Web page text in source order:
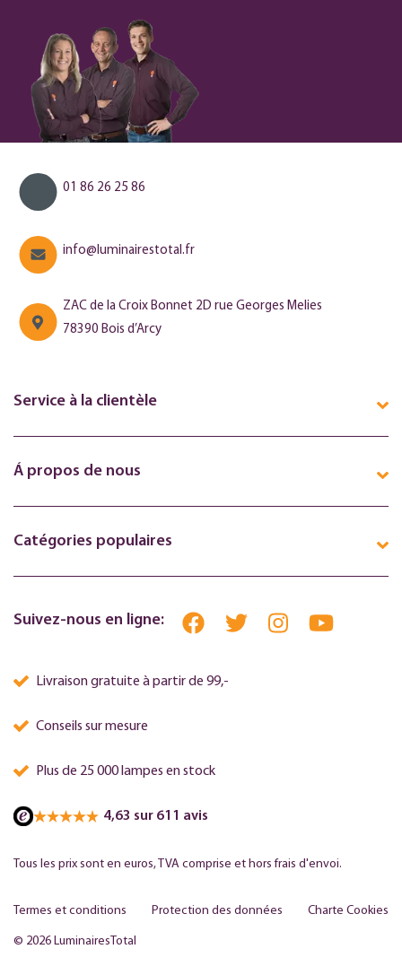
01 86 26 25 86
info@luminairestotal.fr
ZAC de la Croix Bonnet 2D rue Georges Melies
78390 Bois d’Arcy
Service à la clientèle
Á propos de nous
Catégories populaires
Suivez-nous en ligne:
Livraison gratuite à partir de 99,-
Conseils sur mesure
Plus de 25 000 lampes en stock
4,63 sur 611 avis
Tous les prix sont en euros, TVA comprise et hors frais d'envoi.
© 2026 LuminairesTotal
Termes et conditions Protection des données Charte Cookies